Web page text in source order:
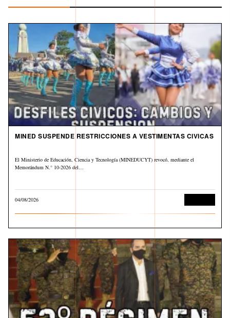
MINED SUSPENDE RESTRICCIONES A VESTIMENTAS CIVICAS
El Ministerio de Educación, Ciencia y Tecnología (MINEDUCYT) revocó, mediante el
Memorándum N.° 10-2026 del…
04/08/2026